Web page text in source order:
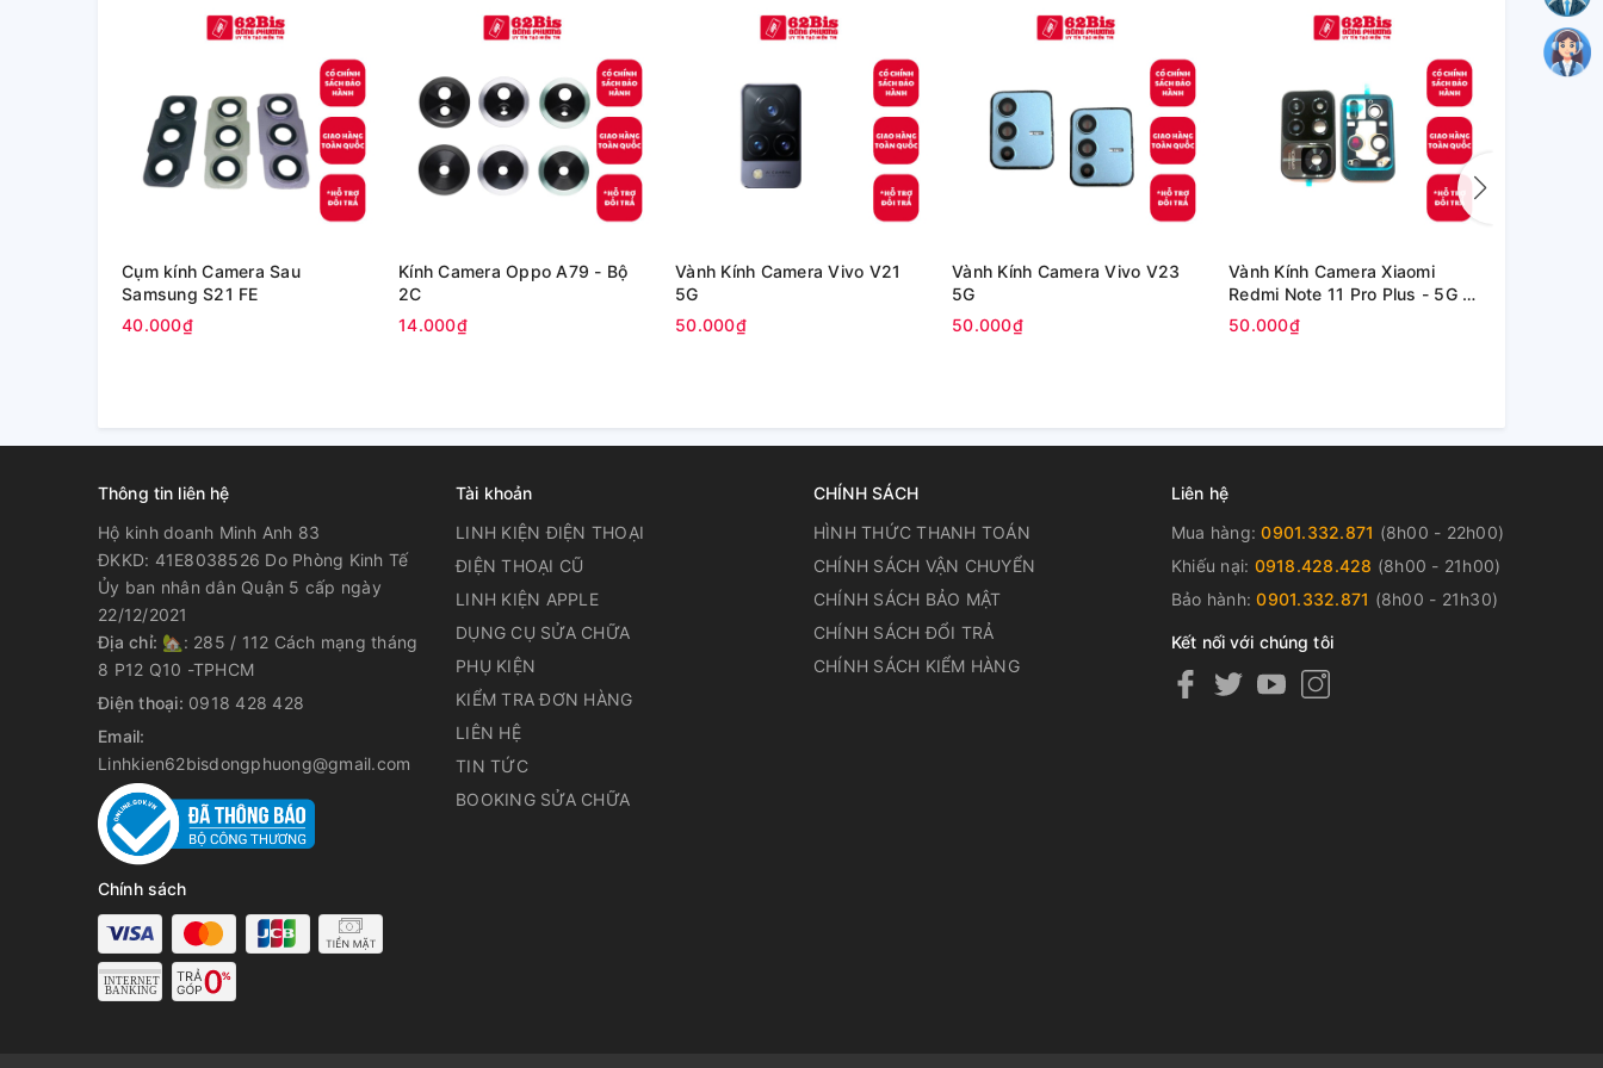
Cụm kính Camera Sau
Samsung S21 FE
40.000₫
Kính Camera Oppo A79 - Bộ
2C
14.000₫
Vành Kính Camera Vivo V21
5G
50.000₫
Vành Kính Camera Vivo V23
5G
50.000₫
Vành Kính Camera Xiaomi
Redmi Note 11 Pro Plus - 5G /
Redmi Note 11 Pro+ 5G
50.000₫
Thông tin liên hệ
Hộ kinh doanh Minh Anh 83
ĐKKD: 41E8038526 Do Phòng Kinh Tế
Ủy ban nhân dân Quận 5 cấp ngày
22/12/2021
Địa chỉ: 🏡: 285 / 112 Cách mạng tháng
8 P12 Q10 -TPHCM
Điện thoại: 0918 428 428
Email:
Linhkien62bisdongphuong@gmail.com
Chính sách
Tài khoản
LINH KIỆN ĐIỆN THOẠI
ĐIỆN THOẠI CŨ
LINH KIỆN APPLE
DỤNG CỤ SỬA CHỮA
PHỤ KIỆN
KIỂM TRA ĐƠN HÀNG
LIÊN HỆ
TIN TỨC
BOOKING SỬA CHỮA
CHÍNH SÁCH
HÌNH THỨC THANH TOÁN
CHÍNH SÁCH VẬN CHUYỂN
CHÍNH SÁCH BẢO MẬT
CHÍNH SÁCH ĐỔI TRẢ
CHÍNH SÁCH KIỂM HÀNG
Liên hệ
Mua hàng:0901.332.871 (8h00 - 22h00)
Khiếu nại: 0918.428.428 (8h00 - 21h00)
Bảo hành:0901.332.871 (8h00 - 21h30)
Kết nối với chúng tôi